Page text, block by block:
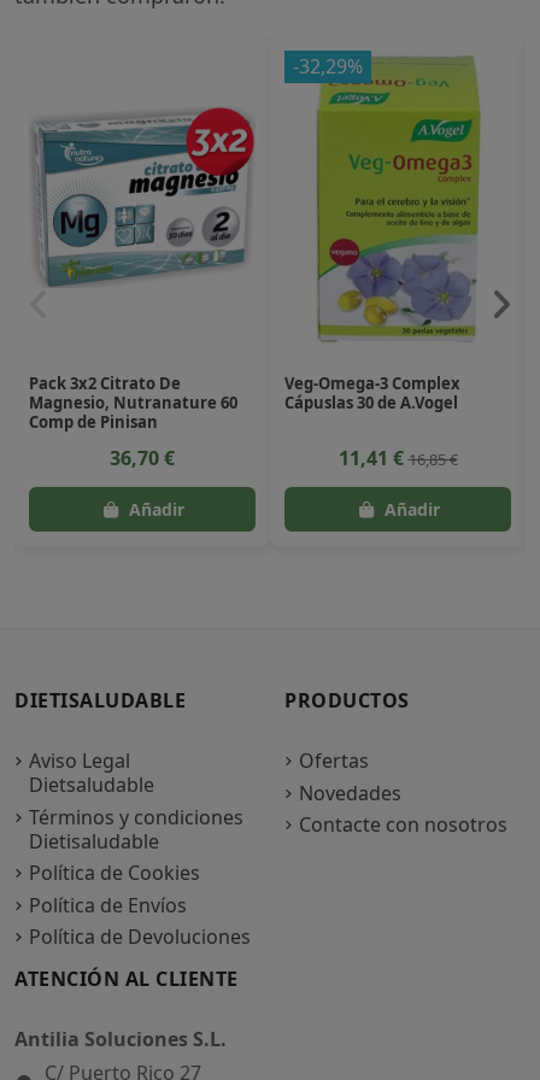
Pack 3x2 Citrato De
Magnesio, Nutranature 60
Comp de Pinisan
36,70 €
-32,29%
Veg-Omega-3 Complex
Cápuslas 30 de A.Vogel
11,41 €16,85 €
DIETISALUDABLE
Aviso Legal
Dietsaludable
Términos y condiciones
Dietisaludable
Política de Cookies
Política de Envíos
Política de Devoluciones
PRODUCTOS
Ofertas
Novedades
Contacte con nosotros
ATENCIÓN AL CLIENTE
Antilia Soluciones S.L.
C/ Puerto Rico 27